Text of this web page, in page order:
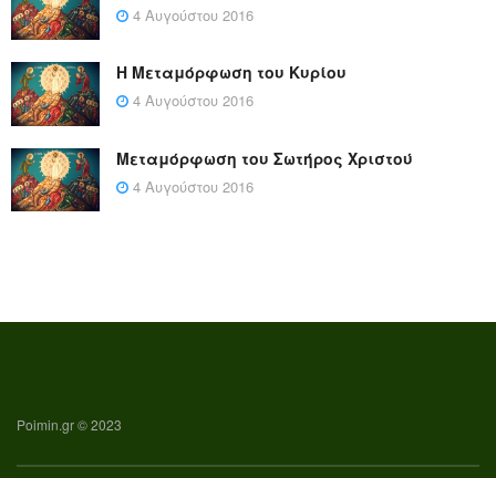
4 Αυγούστου 2016
Η Μεταμόρφωση του Κυρίου
4 Αυγούστου 2016
Μεταμόρφωση του Σωτήρος Χριστού
4 Αυγούστου 2016
Poimin.gr © 2023